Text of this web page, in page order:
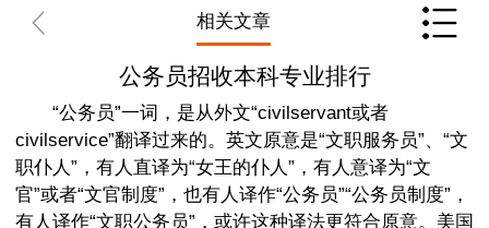
相关文章
公务员招收本科专业排行
“公务员”一词，是从外文“civilservant或者
civilservice”翻译过来的。英文原意是“文职服务员”、“文
职仆人”，有人直译为“女王的仆人”，有人意译为“文
官”或者“文官制度”，也有人译作“公务员”“公务员制度”，
有人译作“文职公务员”，或许这种译法更符合原意。美国